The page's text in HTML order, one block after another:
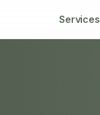
Services